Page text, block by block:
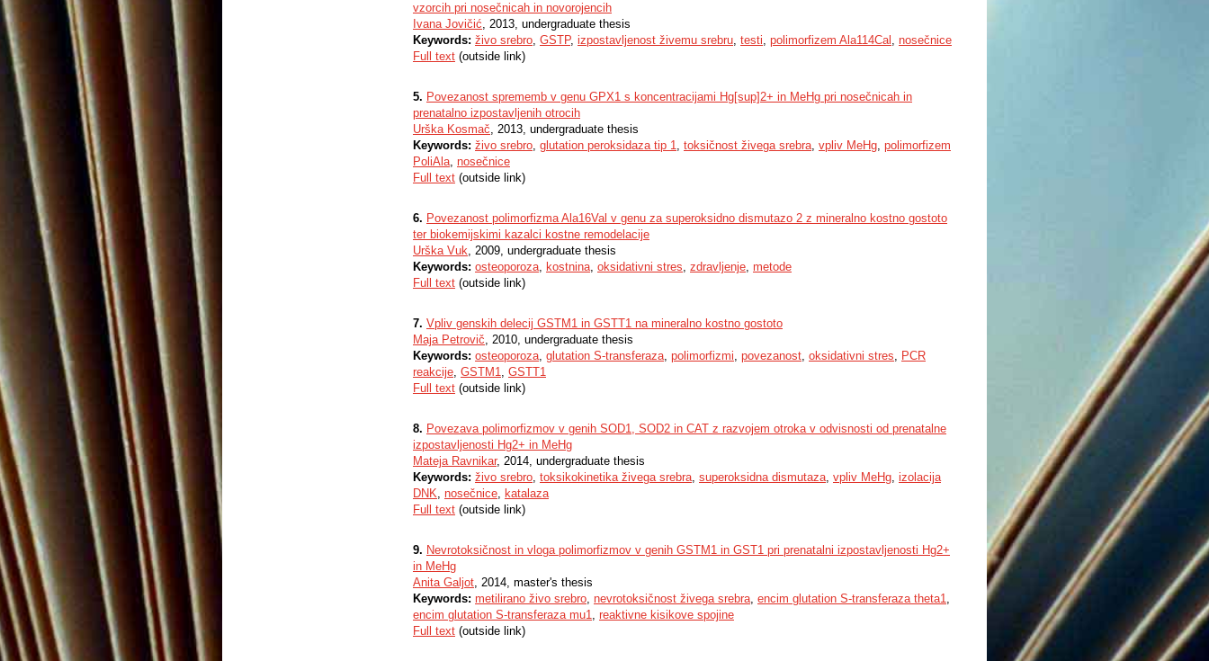
vzorcih pri nosečnicah in novorojencih
Ivana Jovičić, 2013, undergraduate thesis
Keywords: živo srebro, GSTP, izpostavljenost živemu srebru, testi, polimorfizem Ala114Cal , nosečnice
Full text (outside link)
5. Povezanost sprememb v genu GPX1 s koncentracijami Hg[sup]2+ in MeHg pri nosečnicah in
prenatalno izpostavljenih otrocih
Urška Kosmač, 2013, undergraduate thesis
Keywords: živo srebro, glutation peroksidaza tip 1, toksičnost živega srebra, vpliv MeHg, polimorfizem
PoliAla, nosečnice
Full text (outside link)
6. Povezanost polimorfizma Ala16Val v genu za superoksidno dismutazo 2 z mineralno kostno gostoto
ter biokemijskimi kazalci kostne remodelacije
Urška Vuk, 2009, undergraduate thesis
Keywords: osteoporoza, kostnina, oksidativni stres, zdravljenje, metode
Full text (outside link)
7. Vpliv genskih delecij GSTM1 in GSTT1 na mineralno kostno gostoto
Maja Petrovič, 2010, undergraduate thesis
Keywords: osteoporoza, glutation S-transferaza, polimorfizmi, povezanost, oksidativni stres, PCR
reakcije, GSTM1, GSTT1
Full text (outside link)
8. Povezava polimorfizmov v genih SOD1, SOD2 in CAT z razvojem otroka v odvisnosti od prenatalne
izpostavljenosti Hg2+ in MeHg
Mateja Ravnikar, 2014, undergraduate thesis
Keywords: živo srebro, toksikokinetika živega srebra, superoksidna dismutaza, vpliv MeHg, izolacija
DNK, nosečnice, katalaza
Full text (outside link)
9. Nevrotoksičnost in vloga polimorfizmov v genih GSTM1 in GST1 pri prenatalni izpostavljenosti Hg2+
in MeHg
Anita Galjot, 2014, master's thesis
Keywords: metilirano živo srebro, nevrotoksičnost živega srebra, encim glutation S-transferaza theta1,
encim glutation S-transferaza mu1, reaktivne kisikove spojine
Full text (outside link)